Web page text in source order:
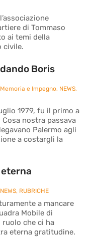
di Tommaso
ai temi della
civile.
Boris
Memoria e Impegno, NEWS,
1979, fu il primo a
nostra passava
Palermo agli
a costargli la
NEWS, RUBRICHE
a mancare
Mobile di
ruolo che ci ha
eterna gratitudine.